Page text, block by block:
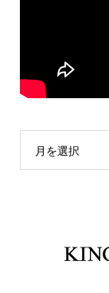
月を選択